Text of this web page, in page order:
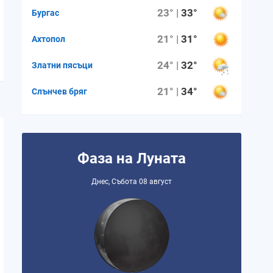
Бургас 23° |33°
Ахтопол 21° |31°
Златни пясъци 24° |32°
Слънчев бряг 21° |34°
Фаза на Луната
Днес, Събота 08 август